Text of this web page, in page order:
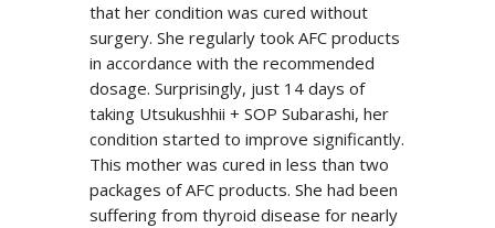
that her condition was cured without
surgery. She regularly took AFC products
in accordance with the recommended
dosage. Surprisingly, just 14 days of
taking Utsukushhii + SOP Subarashi, her
condition started to improve significantly.
This mother was cured in less than two
packages of AFC products. She had been
suffering from thyroid disease for nearly